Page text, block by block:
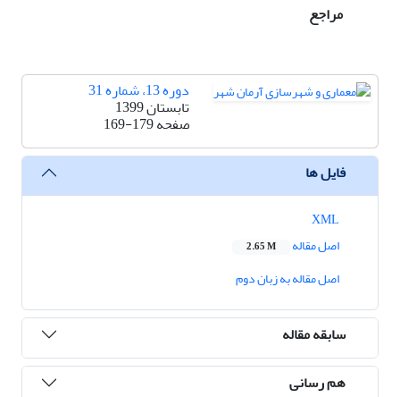
مراجع
دوره 13، شماره 31
تابستان 1399
صفحه169-179
فایل ها
اصل مقاله
2.65 M
اصل مقاله به زبان دوم
سابقه مقاله
هم رسانی